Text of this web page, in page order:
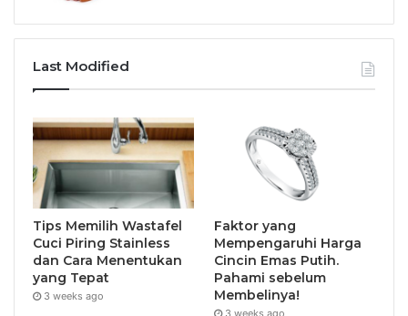
Last Modified
Tips Memilih Wastafel
Cuci Piring Stainless
dan Cara Menentukan
yang Tepat
3 weeks ago
Faktor yang
Mempengaruhi Harga
Cincin Emas Putih.
Pahami sebelum
Membelinya!
3 weeks ago